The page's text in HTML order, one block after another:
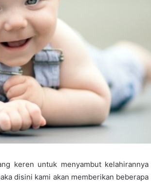
keren untuk menyambut kelahirannya
disini kami akan memberikan beberapa